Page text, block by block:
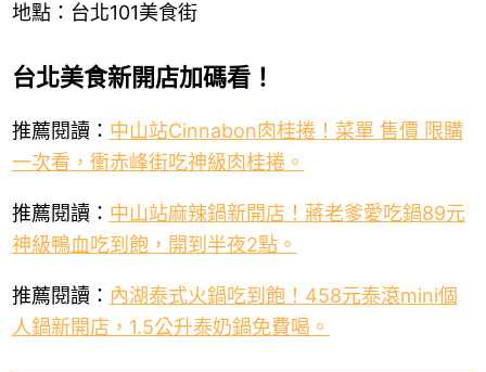
地點：台北101美食街
台北美食新開店加碼看！
推薦閱讀： 中山站Cinnabon肉桂捲！菜單 售價 限購
一次看，衝赤峰街吃神級肉桂捲。
推薦閱讀： 中山站麻辣鍋新開店！蔣老爹愛吃鍋89元
神級鴨血吃到飽，開到半夜2點。
推薦閱讀： 內湖泰式火鍋吃到飽！458元泰滾mini個
人鍋新開店，1.5公升泰奶鍋免費喝。